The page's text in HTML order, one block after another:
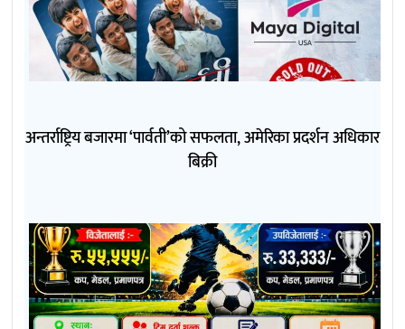
अन्तर्राष्ट्रिय बजारमा ‘पार्वती’को सफलता, अमेरिका प्रदर्शन अधिकार
बिक्री